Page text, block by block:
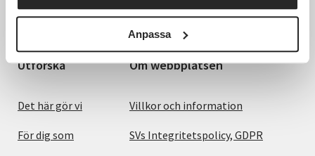
Anpassa
Utforska
Det här gör vi
För dig som
Om webbplatsen
Villkor och information
SVs Integritetspolicy, GDPR